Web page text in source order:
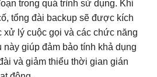
trong quá trình sử dụng. Khi
tổng đài backup sẽ được kích
xử lý cuộc gọi và các chức năng
giúp đảm bảo tính khả dụng
và giảm thiểu thời gian gián